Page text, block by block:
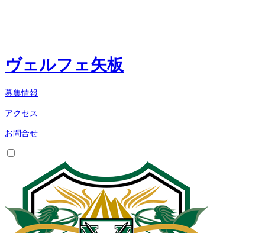
ヴェルフェ矢板
募集情報
アクセス
お問合せ